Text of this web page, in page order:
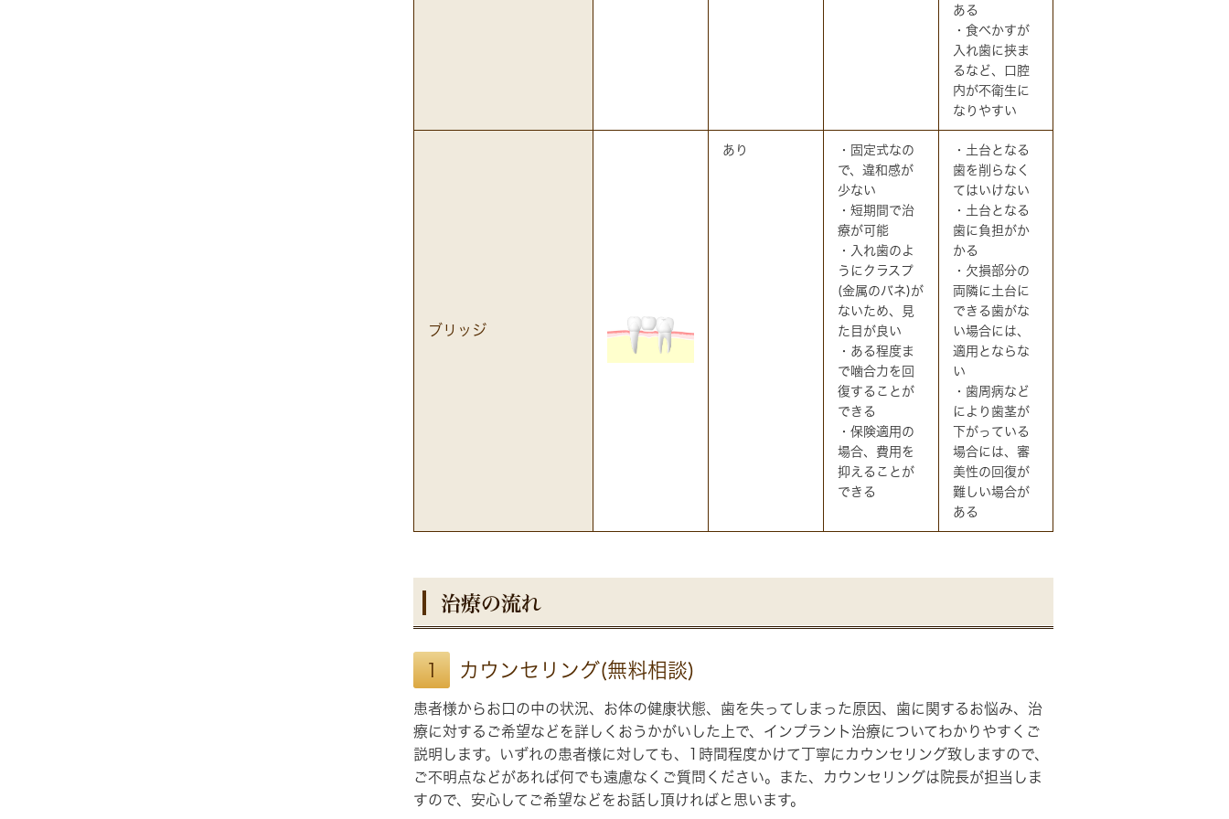
ある
・食べかすが
入れ歯に挟ま
るなど、口腔
内が不衛生に
なりやすい
ブリッジ
あり
・固定式なの
で、違和感が
少ない
・短期間で治
療が可能
・入れ歯のよ
うにクラスプ
(金属のバネ)が
ないため、見
た目が良い
・ある程度ま
で噛合力を回
復することが
できる
・保険適用の
場合、費用を
抑えることが
できる
・土台となる
歯を削らなく
てはいけない
・土台となる
歯に負担がか
かる
・欠損部分の
両隣に土台に
できる歯がな
い場合には、
適用とならな
い
・歯周病など
により歯茎が
下がっている
場合には、審
美性の回復が
難しい場合が
ある
治療の流れ
1 カウンセリング(無料相談)
患者様からお口の中の状況、お体の健康状態、歯を失ってしまった原因、歯に関するお悩み、治
療に対するご希望などを詳しくおうかがいした上で、インプラント治療についてわかりやすくご
説明します。いずれの患者様に対しても、1時間程度かけて丁寧にカウンセリング致しますので、
ご不明点などがあれば何でも遠慮なくご質問ください。また、カウンセリングは院長が担当しま
すので、安心してご希望などをお話し頂ければと思います。